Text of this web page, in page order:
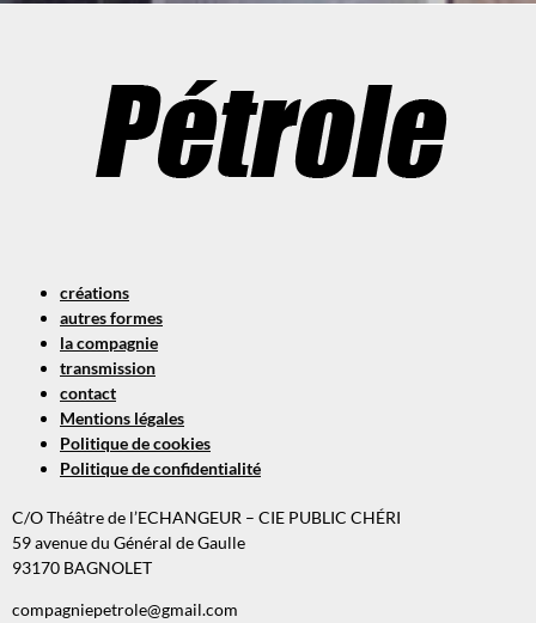
créations
autres formes
la compagnie
transmission
contact
Mentions légales
Politique de cookies
Politique de confidentialité
C/O Théâtre de l’ECHANGEUR – CIE PUBLIC CHÉRI
59 avenue du Général de Gaulle
93170 BAGNOLET
compagniepetrole@gmail.com